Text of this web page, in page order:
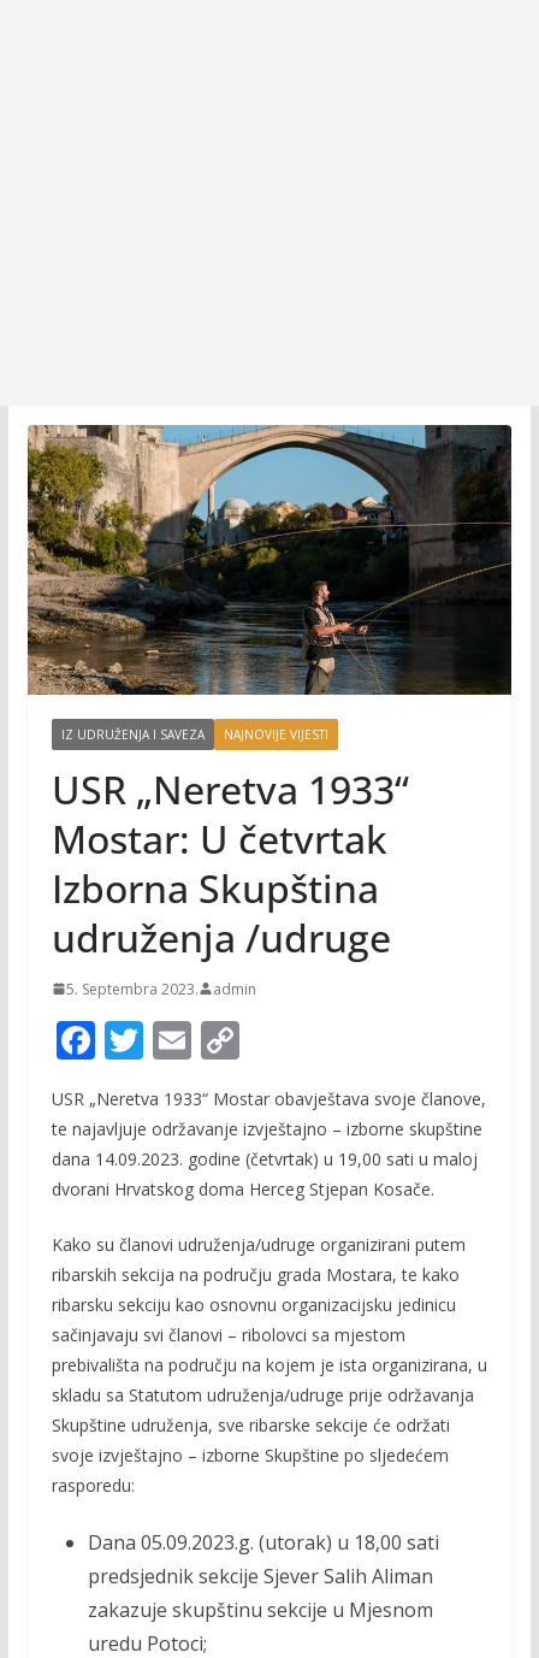
IZ UDRUŽENJA I SAVEZA NAJNOVIJE VIJESTI
USR „Neretva 1933“
Mostar: U četvrtak
Izborna Skupština
udruženja /udruge
5. Septembra 2023. admin
F
e
b
o
o
k
T
itt
er
E
ai
l
C
p
y
Li
n
k
USR „Neretva 1933“ Mostar obavještava svoje članove,
te najavljuje održavanje izvještajno – izborne skupštine
dana 14.09.2023. godine (četvrtak) u 19,00 sati u maloj
dvorani Hrvatskog doma Herceg Stjepan Kosače.
Kako su članovi udruženja/udruge organizirani putem
ribarskih sekcija na području grada Mostara, te kako
ribarsku sekciju kao osnovnu organizacijsku jedinicu
sačinjavaju svi članovi – ribolovci sa mjestom
prebivališta na području na kojem je ista organizirana, u
skladu sa Statutom udruženja/udruge prije održavanja
Skupštine udruženja, sve ribarske sekcije će održati
svoje izvještajno – izborne Skupštine po sljedećem
rasporedu:
Dana 05.09.2023.g. (utorak) u 18,00 sati
predsjednik sekcije Sjever Salih Aliman
zakazuje skupštinu sekcije u Mjesnom
uredu Potoci;